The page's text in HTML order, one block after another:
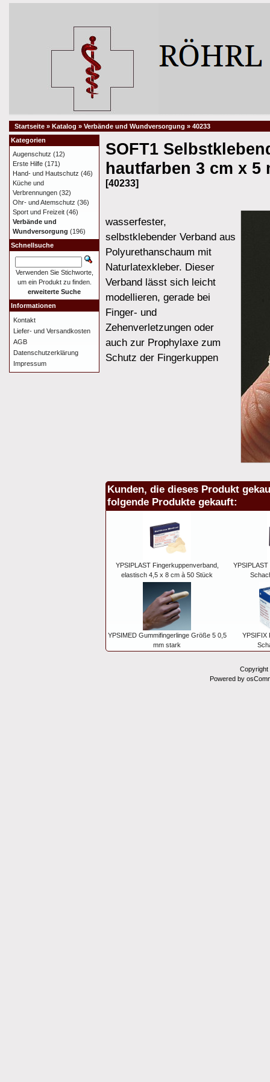
Startseite » Katalog » Verbände und Wundversorgung » 40233
SOFT1
hautfarben 3 cm x 5
[40233]
wasserfester,
selbstklebender Verband aus
Polyurethanschaum mit
Naturlatexkleber. Dieser
Verband lässt sich leicht
modellieren, gerade bei
Finger- und
Zehenverletzungen oder
auch zur Prophylaxe zum
Schutz der Fingerkuppen
Kunden, die dieses Produkt
folgende Produkte gekauft:
YPSIPLAST Fingerkuppenverband,
elastisch 4,5 x 8 cm à 50 Stück
YPSIMED Gummifingerlinge Größe 5 0,5
mm stark
YPSIFIX
Kategorien
Augenschutz (12)
Erste Hilfe (171)
Hand- und Hautschutz (46)
Küche und
Verbrennungen (32)
Ohr- und Atemschutz (36)
Sport und Freizeit (46)
Verbände und
Wundversorgung (196)
Schnellsuche
Verwenden Sie Stichworte,
um ein Produkt zu finden.
erweiterte Suche
Informationen
Kontakt
Liefer- und Versandkosten
AGB
Datenschutzerklärung
Impressum
Powered by